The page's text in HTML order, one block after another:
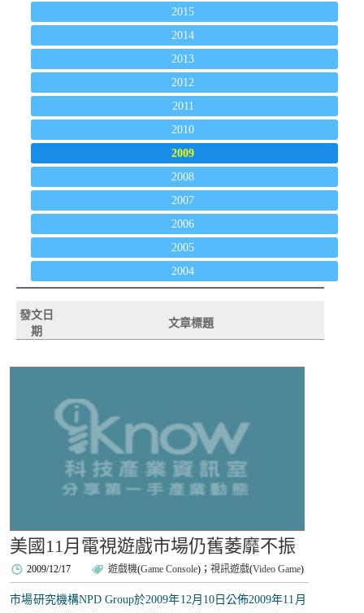
2015
2014
2013
2012
2011
2010
2009
2008
2007
2006
2005
2004
發文日
期
文章標題
美國11月電視遊戲市場仍舊萎靡不振
2009/12/17 遊戲機(Game Console)；視訊遊戲(Video Game)
市場研究機構NPD Group於2009年12月10日公佈2009年11月